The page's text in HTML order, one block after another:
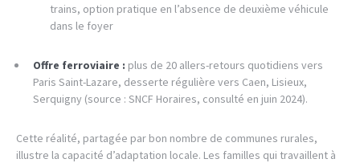
trains, option pratique en l’absence de deuxième véhicule
dans le foyer
Offre ferroviaire : plus de 20 allers-retours quotidiens vers
Paris Saint-Lazare, desserte régulière vers Caen, Lisieux,
Serquigny (source : SNCF Horaires, consulté en juin 2024).
Cette réalité, partagée par bon nombre de communes rurales,
illustre la capacité d’adaptation locale. Les familles qui travaillent à